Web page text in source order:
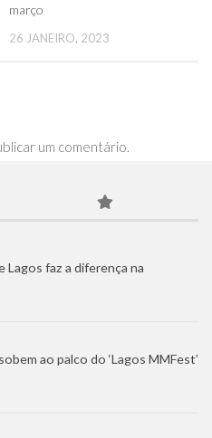
março
26 JANEIRO, 2023
um comentário.
Lagos faz a diferença na
ao palco do ‘Lagos MMFest’